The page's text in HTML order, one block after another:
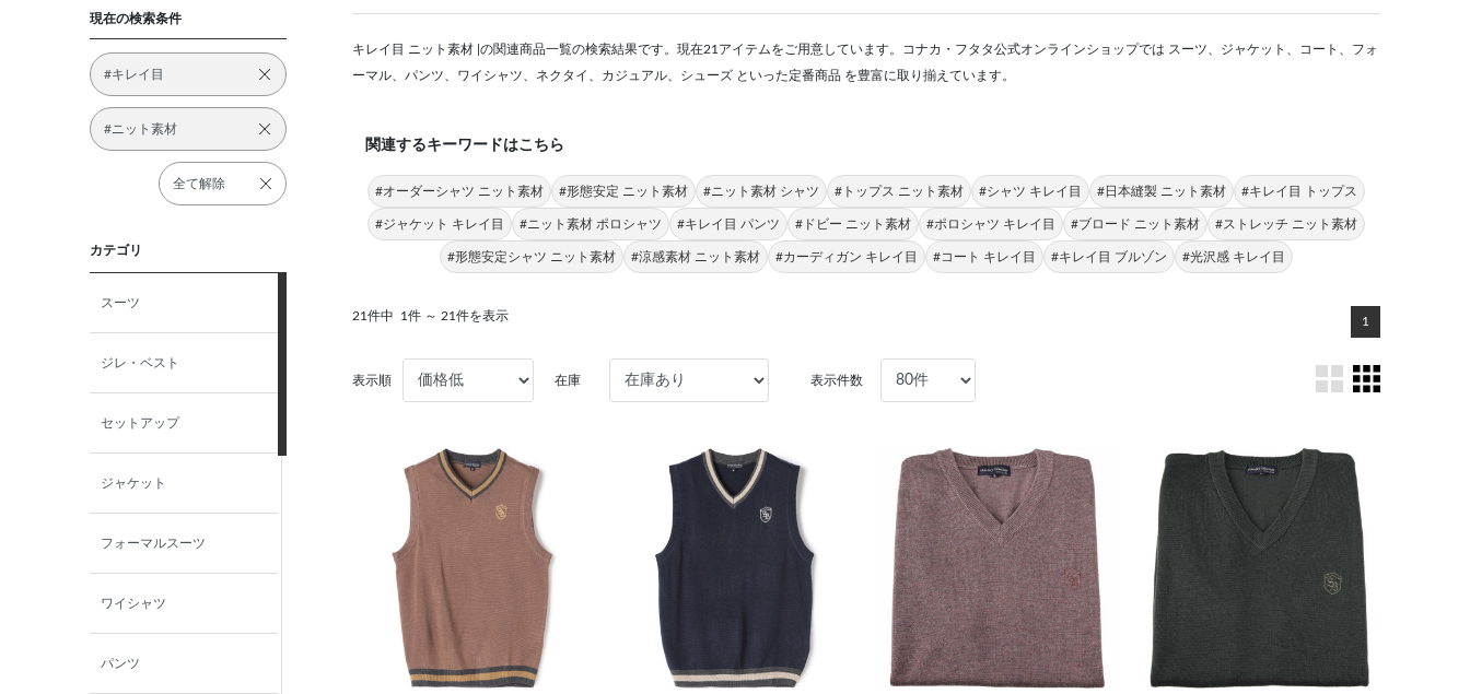
現在の検索条件
#キレイ目
#ニット素材
全て解除
カテゴリ
スーツ
ジレ・ベスト
セットアップ
ジャケット
フォーマルスーツ
ワイシャツ
パンツ
キレイ目 ニット素材 |の関連商品一覧の検索結果です。現在21アイテムをご用意しています。コナカ・フタタ公式オンラインショップでは スーツ、ジャケット、コート、フォ
ーマル、パンツ、ワイシャツ、ネクタイ、カジュアル、シューズ といった定番商品 を豊富に取り揃えています。
関連するキーワードはこちら
#オーダーシャツ ニット素材 #形態安定 ニット素材 #ニット素材 シャツ #トップス ニット素材 #シャツ キレイ目 #日本縫製 ニット素材 #キレイ目 トップス
#ジャケット キレイ目 #ニット素材 ポロシャツ #キレイ目 パンツ #ドビー ニット素材 #ポロシャツ キレイ目 #ブロード ニット素材 #ストレッチ ニット素材
#形態安定シャツ ニット素材 #涼感素材 ニット素材 #カーディガン キレイ目 #コート キレイ目 #キレイ目 ブルゾン #光沢感 キレイ目
21件中 1件 ～ 21件を表示 1
表示順 在庫 表示件数